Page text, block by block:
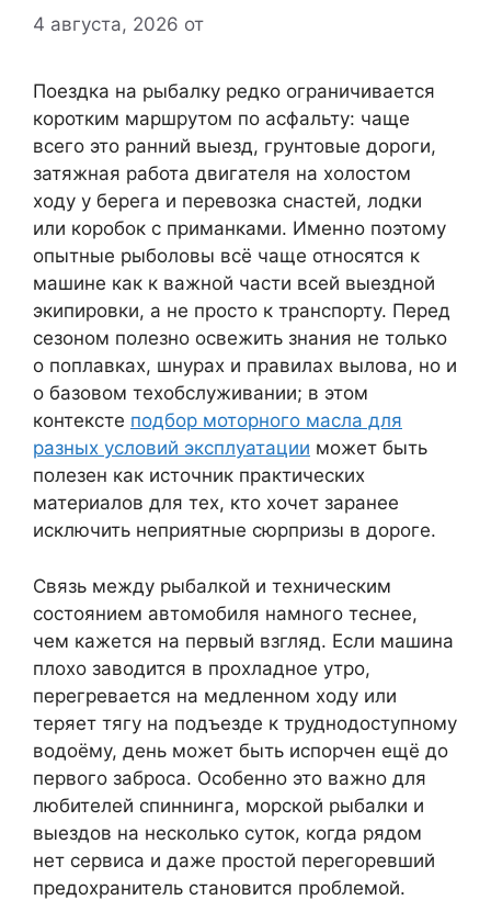
4 августа, 2026 от
Поездка на рыбалку редко ограничивается
коротким маршрутом по асфальту: чаще
всего это ранний выезд, грунтовые дороги,
затяжная работа двигателя на холостом
ходу у берега и перевозка снастей, лодки
или коробок с приманками. Именно поэтому
опытные рыболовы всё чаще относятся к
машине как к важной части всей выездной
экипировки, а не просто к транспорту. Перед
сезоном полезно освежить знания не только
о поплавках, шнурах и правилах вылова, но и
о базовом техобслуживании; в этом
контексте подбор моторного масла для
разных условий эксплуатации может быть
полезен как источник практических
материалов для тех, кто хочет заранее
исключить неприятные сюрпризы в дороге.
Связь между рыбалкой и техническим
состоянием автомобиля намного теснее,
чем кажется на первый взгляд. Если машина
плохо заводится в прохладное утро,
перегревается на медленном ходу или
теряет тягу на подъезде к труднодоступному
водоёму, день может быть испорчен ещё до
первого заброса. Особенно это важно для
любителей спиннинга, морской рыбалки и
выездов на несколько суток, когда рядом
нет сервиса и даже простой перегоревший
предохранитель становится проблемой.